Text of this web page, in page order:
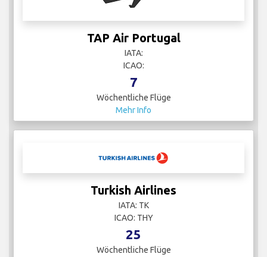
TAP Air Portugal
IATA:
ICAO:
7
Wöchentliche Flüge
Mehr Info
Turkish Airlines
IATA: TK
ICAO: THY
25
Wöchentliche Flüge